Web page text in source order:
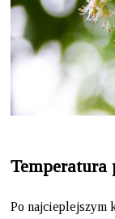
Temperatura
Po najcieplejszym